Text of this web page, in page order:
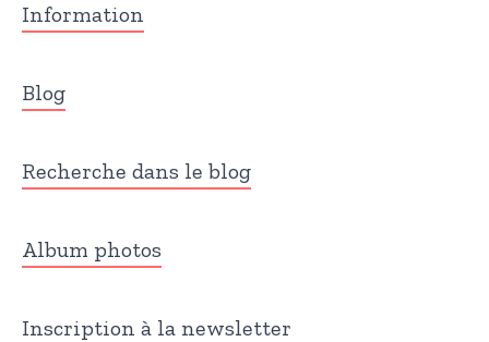
Information
Blog
Recherche dans le blog
Album photos
Inscription à la newsletter